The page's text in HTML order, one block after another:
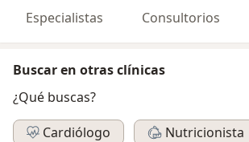
Especialistas Consultorios
Buscar en otras clínicas
¿Qué buscas?
Cardiólogo
Nutricionista